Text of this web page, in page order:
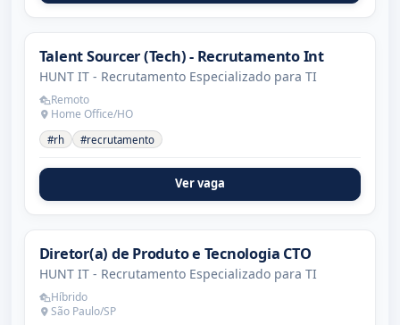
Talent Sourcer (Tech) - Recrutamento Int
HUNT IT - Recrutamento Especializado para TI
Remoto
Home Office/HO
#rh #recrutamento
Ver vaga
Diretor(a) de Produto e Tecnologia CTO
HUNT IT - Recrutamento Especializado para TI
Híbrido
São Paulo/SP